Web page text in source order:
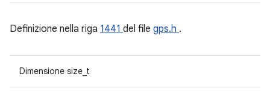
Definizione nella riga 1441 del file gps.h .
Dimensione size_t